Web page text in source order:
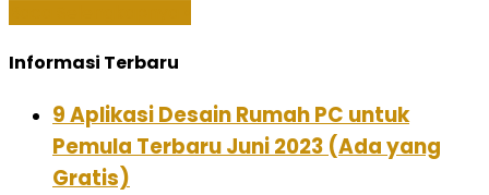
Informasi Terbaru
9 Aplikasi Desain Rumah PC untuk
Pemula Terbaru Juni 2023 (Ada yang
Gratis)